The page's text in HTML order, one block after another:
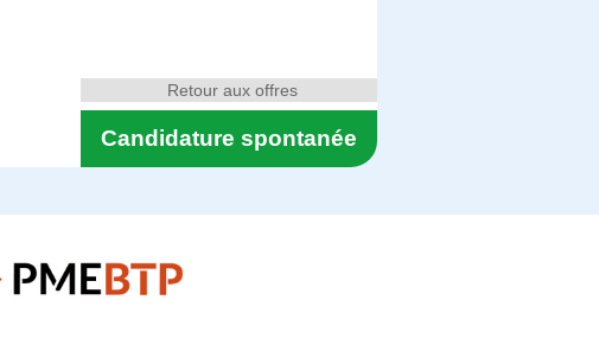
Candidature spontanée
Retour aux offres